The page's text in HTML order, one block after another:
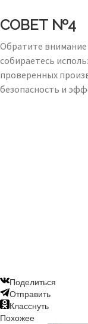
СОВЕТ №4
Обратите внимание
собираетесь
проверенных
безопасность и
Поделиться
Отправить
Класснуть
Похожее